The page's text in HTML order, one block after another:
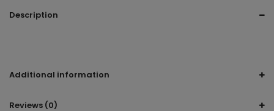
Description
Additional information
Reviews (0)